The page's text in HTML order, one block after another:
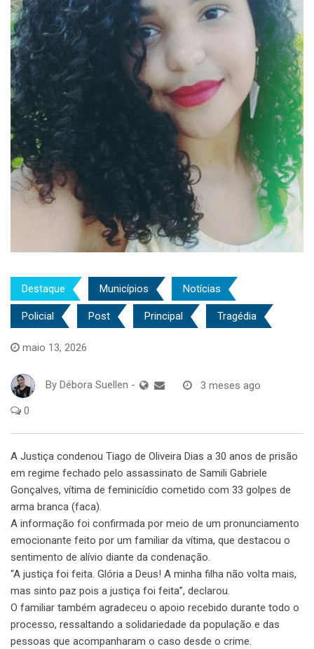
Destaque Municípios Notícias
Policial Post Principal Tragédia
maio 13, 2026
By Débora Suellen - 3 meses ago
0
A Justiça condenou Tiago de Oliveira Dias a 30 anos de prisão
em regime fechado pelo assassinato de Samili Gabriele
Gonçalves, vítima de feminicídio cometido com 33 golpes de
arma branca (faca).
A informação foi confirmada por meio de um pronunciamento
emocionante feito por um familiar da vítima, que destacou o
sentimento de alívio diante da condenação.
“A justiça foi feita. Glória a Deus! A minha filha não volta mais,
mas sinto paz pois a justiça foi feita”, declarou.
O familiar também agradeceu o apoio recebido durante todo o
processo, ressaltando a solidariedade da população e das
pessoas que acompanharam o caso desde o crime.